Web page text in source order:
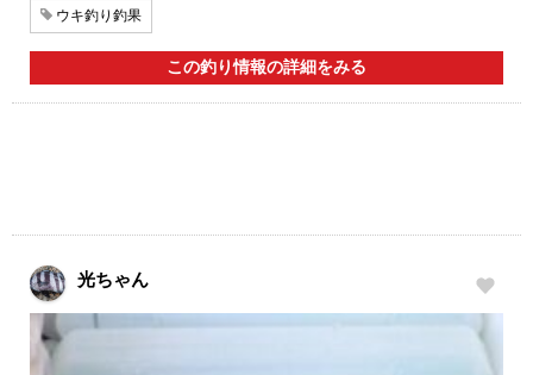
ウキ釣り釣果
この釣り情報の詳細をみる
光ちゃん